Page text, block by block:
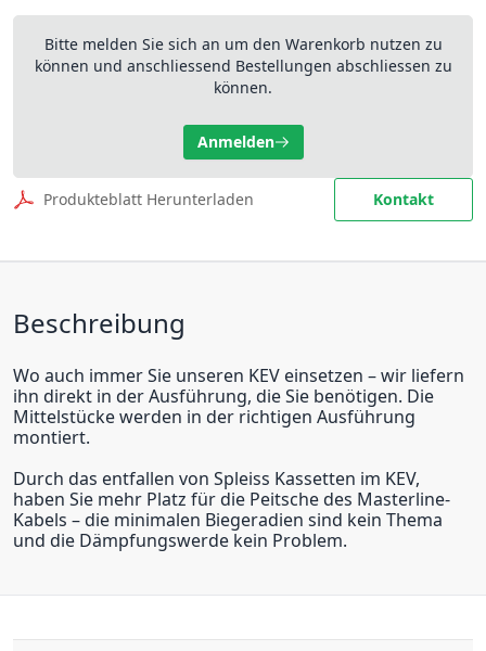
Bitte melden Sie sich an um den Warenkorb nutzen zu
können und anschliessend Bestellungen abschliessen zu
können.
Anmelden
Produkteblatt Herunterladen Kontakt
Beschreibung
Wo auch immer Sie unseren KEV einsetzen – wir liefern
ihn direkt in der Ausführung, die Sie benötigen. Die
Mittelstücke werden in der richtigen Ausführung
montiert.
Durch das entfallen von Spleiss Kassetten im KEV,
haben Sie mehr Platz für die Peitsche des Masterline-
Kabels – die minimalen Biegeradien sind kein Thema
und die Dämpfungswerde kein Problem.